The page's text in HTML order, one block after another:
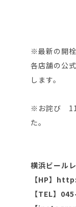
※最新の開
各店舗の公
します。
※お詫び
た。
横浜ビール
【HP】
【TEL】